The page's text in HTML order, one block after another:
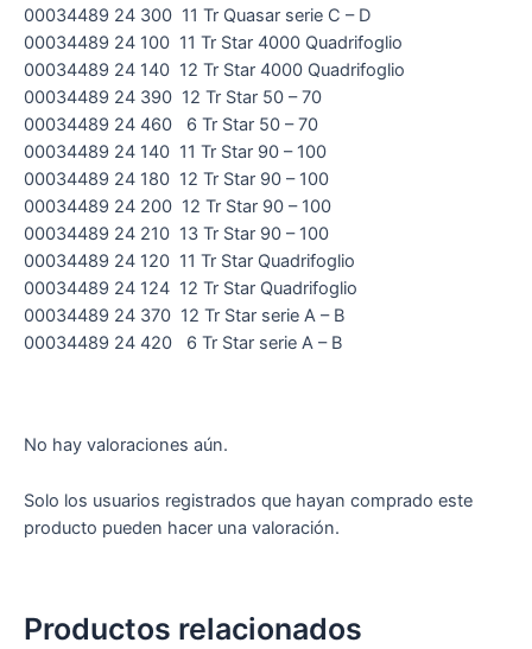
00034489 24 300 11 Tr Quasar serie C – D
00034489 24 100 11 Tr Star 4000 Quadrifoglio
00034489 24 140 12 Tr Star 4000 Quadrifoglio
00034489 24 390 12 Tr Star 50 – 70
00034489 24 460 6 Tr Star 50 – 70
00034489 24 140 11 Tr Star 90 – 100
00034489 24 180 12 Tr Star 90 – 100
00034489 24 200 12 Tr Star 90 – 100
00034489 24 210 13 Tr Star 90 – 100
00034489 24 120 11 Tr Star Quadrifoglio
00034489 24 124 12 Tr Star Quadrifoglio
00034489 24 370 12 Tr Star serie A – B
00034489 24 420 6 Tr Star serie A – B
No hay valoraciones aún.
Solo los usuarios registrados que hayan comprado este
producto pueden hacer una valoración.
Productos relacionados